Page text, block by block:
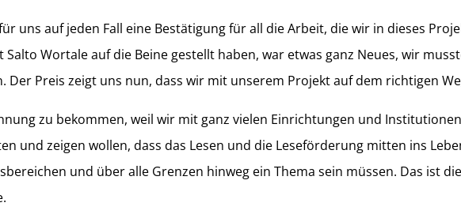
uns auf jeden Fall eine Bestätigung für all die Arbeit, die wir in dieses
Salto Wortale auf die Beine gestellt haben, war etwas ganz Neues, wir
Der Preis zeigt uns nun, dass wir mit unserem Projekt auf dem richtigen
zu bekommen, weil wir mit ganz vielen Einrichtungen und
und zeigen wollen, dass das Lesen und die Leseförderung mitten ins
und über alle Grenzen hinweg ein Thema sein müssen. Das ist die